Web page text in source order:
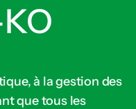
à la gestion des
que tous les